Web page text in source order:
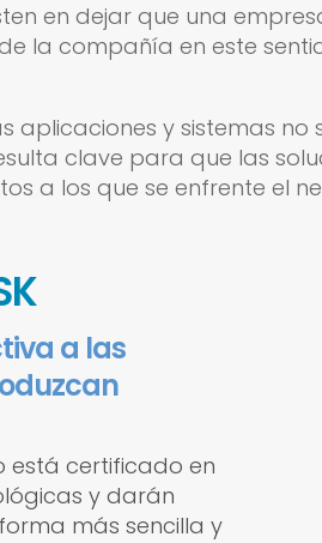
en dejar que una
la compañía en este
aplicaciones y sistemas
clave para que las
a los que se enfrente el
a las
está certificado en
y darán
más sencilla y